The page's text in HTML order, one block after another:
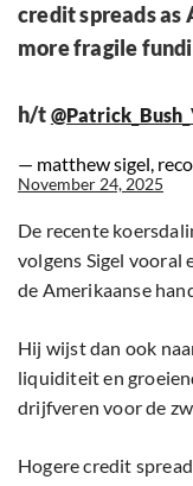
credit spreads as
more fragile
h/t
— matthew sigel,
November 24, 2025
De recente
volgens Sigel vooral
de Amerikaanse
Hij wijst dan ook
liquiditeit en
drijfveren voor de
Hogere credit